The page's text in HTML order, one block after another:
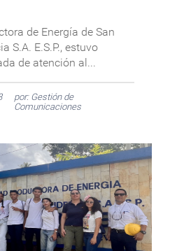
de Energía de San
S.A. E.S.P., estuvo
de atención al...
por: Gestión de
Comunicaciones